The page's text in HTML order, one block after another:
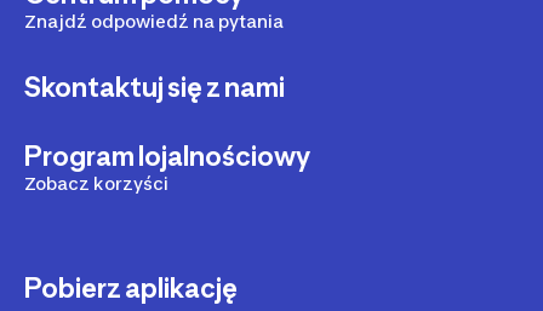
Znajdź odpowiedź na pytania
Skontaktuj się z nami
Program lojalnościowy
Zobacz korzyści
Pobierz aplikację